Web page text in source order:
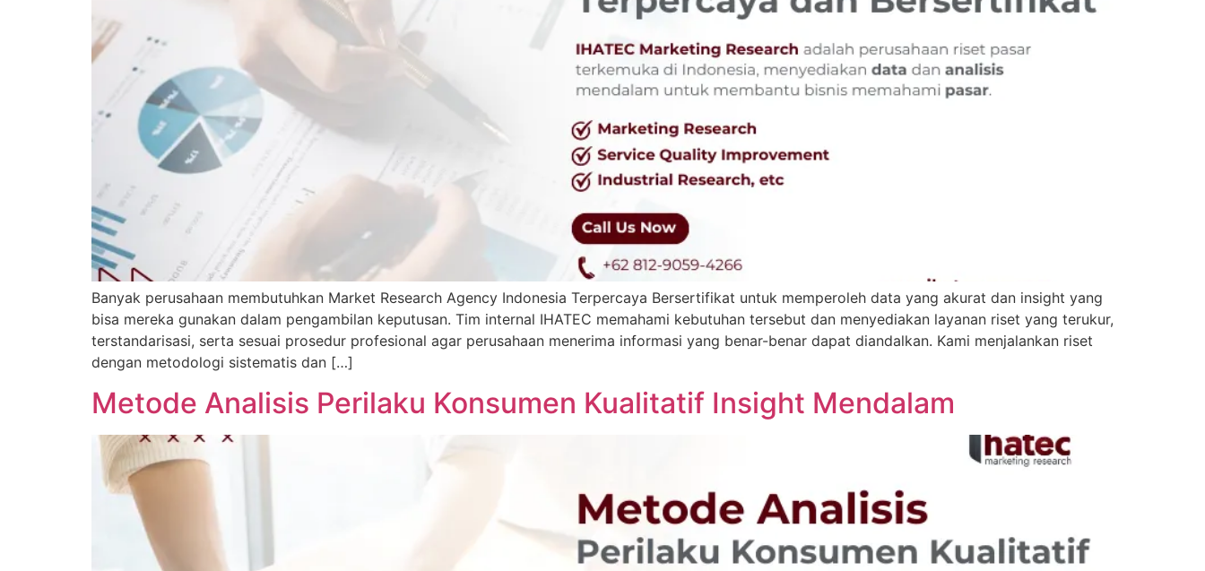
Banyak perusahaan membutuhkan Market Research Agency Indonesia Terpercaya Bersertifikat untuk memperoleh data yang akurat dan insight yang
bisa mereka gunakan dalam pengambilan keputusan. Tim internal IHATEC memahami kebutuhan tersebut dan menyediakan layanan riset yang terukur,
terstandarisasi, serta sesuai prosedur profesional agar perusahaan menerima informasi yang benar-benar dapat diandalkan. Kami menjalankan riset
dengan metodologi sistematis dan […]
Metode Analisis Perilaku Konsumen Kualitatif Insight Mendalam